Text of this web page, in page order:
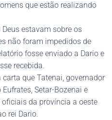
que estão realizando
estavam sobre os
não foram impedidos de
fosse enviado a Dario e
recebida.
carta que Tatenai, governador
Setar-Bozenai e
da província a oeste
rei Dario.